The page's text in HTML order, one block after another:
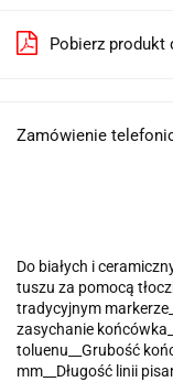
Pobierz produkt
Zamówienie
Do białych i
tuszu za pomocą
tradycyjnym
zasychanie
toluenu__Grubość
mm__Długość linii